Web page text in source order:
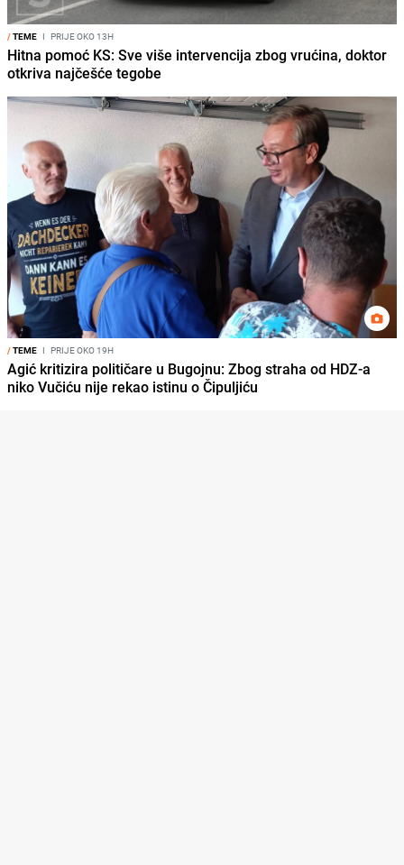
/TEME I PRIJE OKO 13H
Hitna pomoć KS: Sve više intervencija zbog vrućina, doktor
otkriva najčešće tegobe
/TEME I PRIJE OKO 19H
Agić kritizira političare u Bugojnu: Zbog straha od HDZ-a
niko Vučiću nije rekao istinu o Čipuljiću